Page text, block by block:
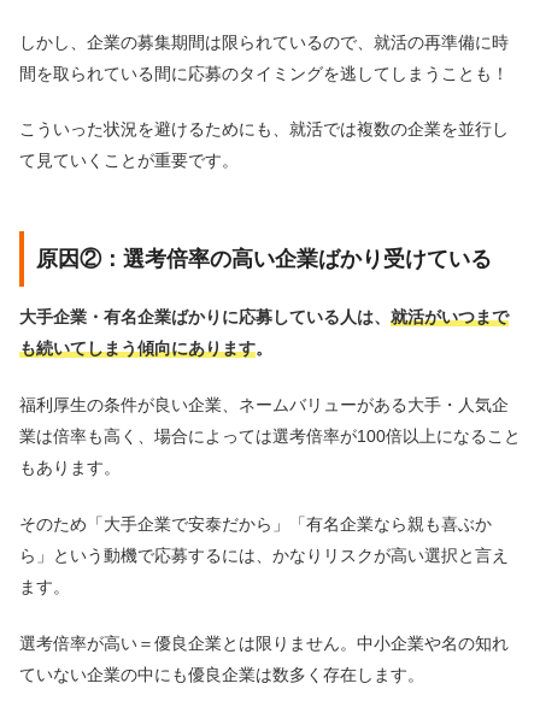
しかし、企業の募集期間は限られているので、就活の再準備に時
間を取られている間に応募のタイミングを逃してしまうことも！
こういった状況を避けるためにも、就活では複数の企業を並行し
て見ていくことが重要です。
原因②：選考倍率の高い企業ばかり受けている
大手企業・有名企業ばかりに応募している人は、 就活がいつまで
も続いてしまう傾向にあります。
福利厚生の条件が良い企業、ネームバリューがある大手・人気企
業は倍率も高く、場合によっては選考倍率が100倍以上になること
もあります。
そのため「大手企業で安泰だから」「有名企業なら親も喜ぶか
ら」という動機で応募するには、かなりリスクが高い選択と言え
ます。
選考倍率が高い＝優良企業とは限りません。中小企業や名の知れ
ていない企業の中にも優良企業は数多く存在します。